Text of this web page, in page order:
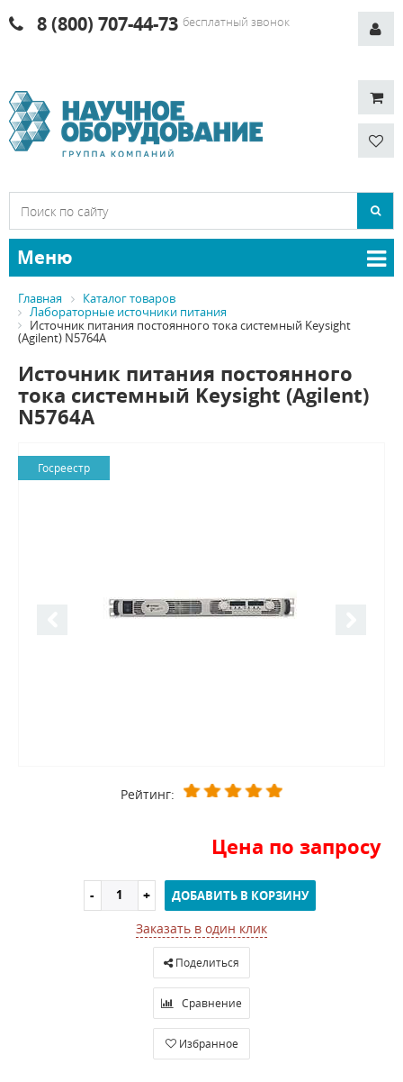
8 (800) 707-44-73 бесплатный звонок
Меню
Главная
Каталог товаров
Лабораторные источники питания
Источник питания постоянного тока системный Keysight
(Agilent) N5764A
Источник питания постоянного
тока системный Keysight (Agilent)
N5764A
Госреестр
Рейтинг:
Цена по запросу
ДОБАВИТЬ В КОРЗИНУ
Заказать в один клик
Поделиться
Сравнение
Избранное